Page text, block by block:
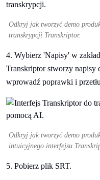
Odkryj jak tworzyć demo
transkrypcji Transkriptor.
4. Wybierz 'Napisy' w
Transkriptor stworzy
wprowadź poprawki i
Odkryj jak tworzyć demo
intuicyjnego interfejsu
5. Pobierz plik SRT.